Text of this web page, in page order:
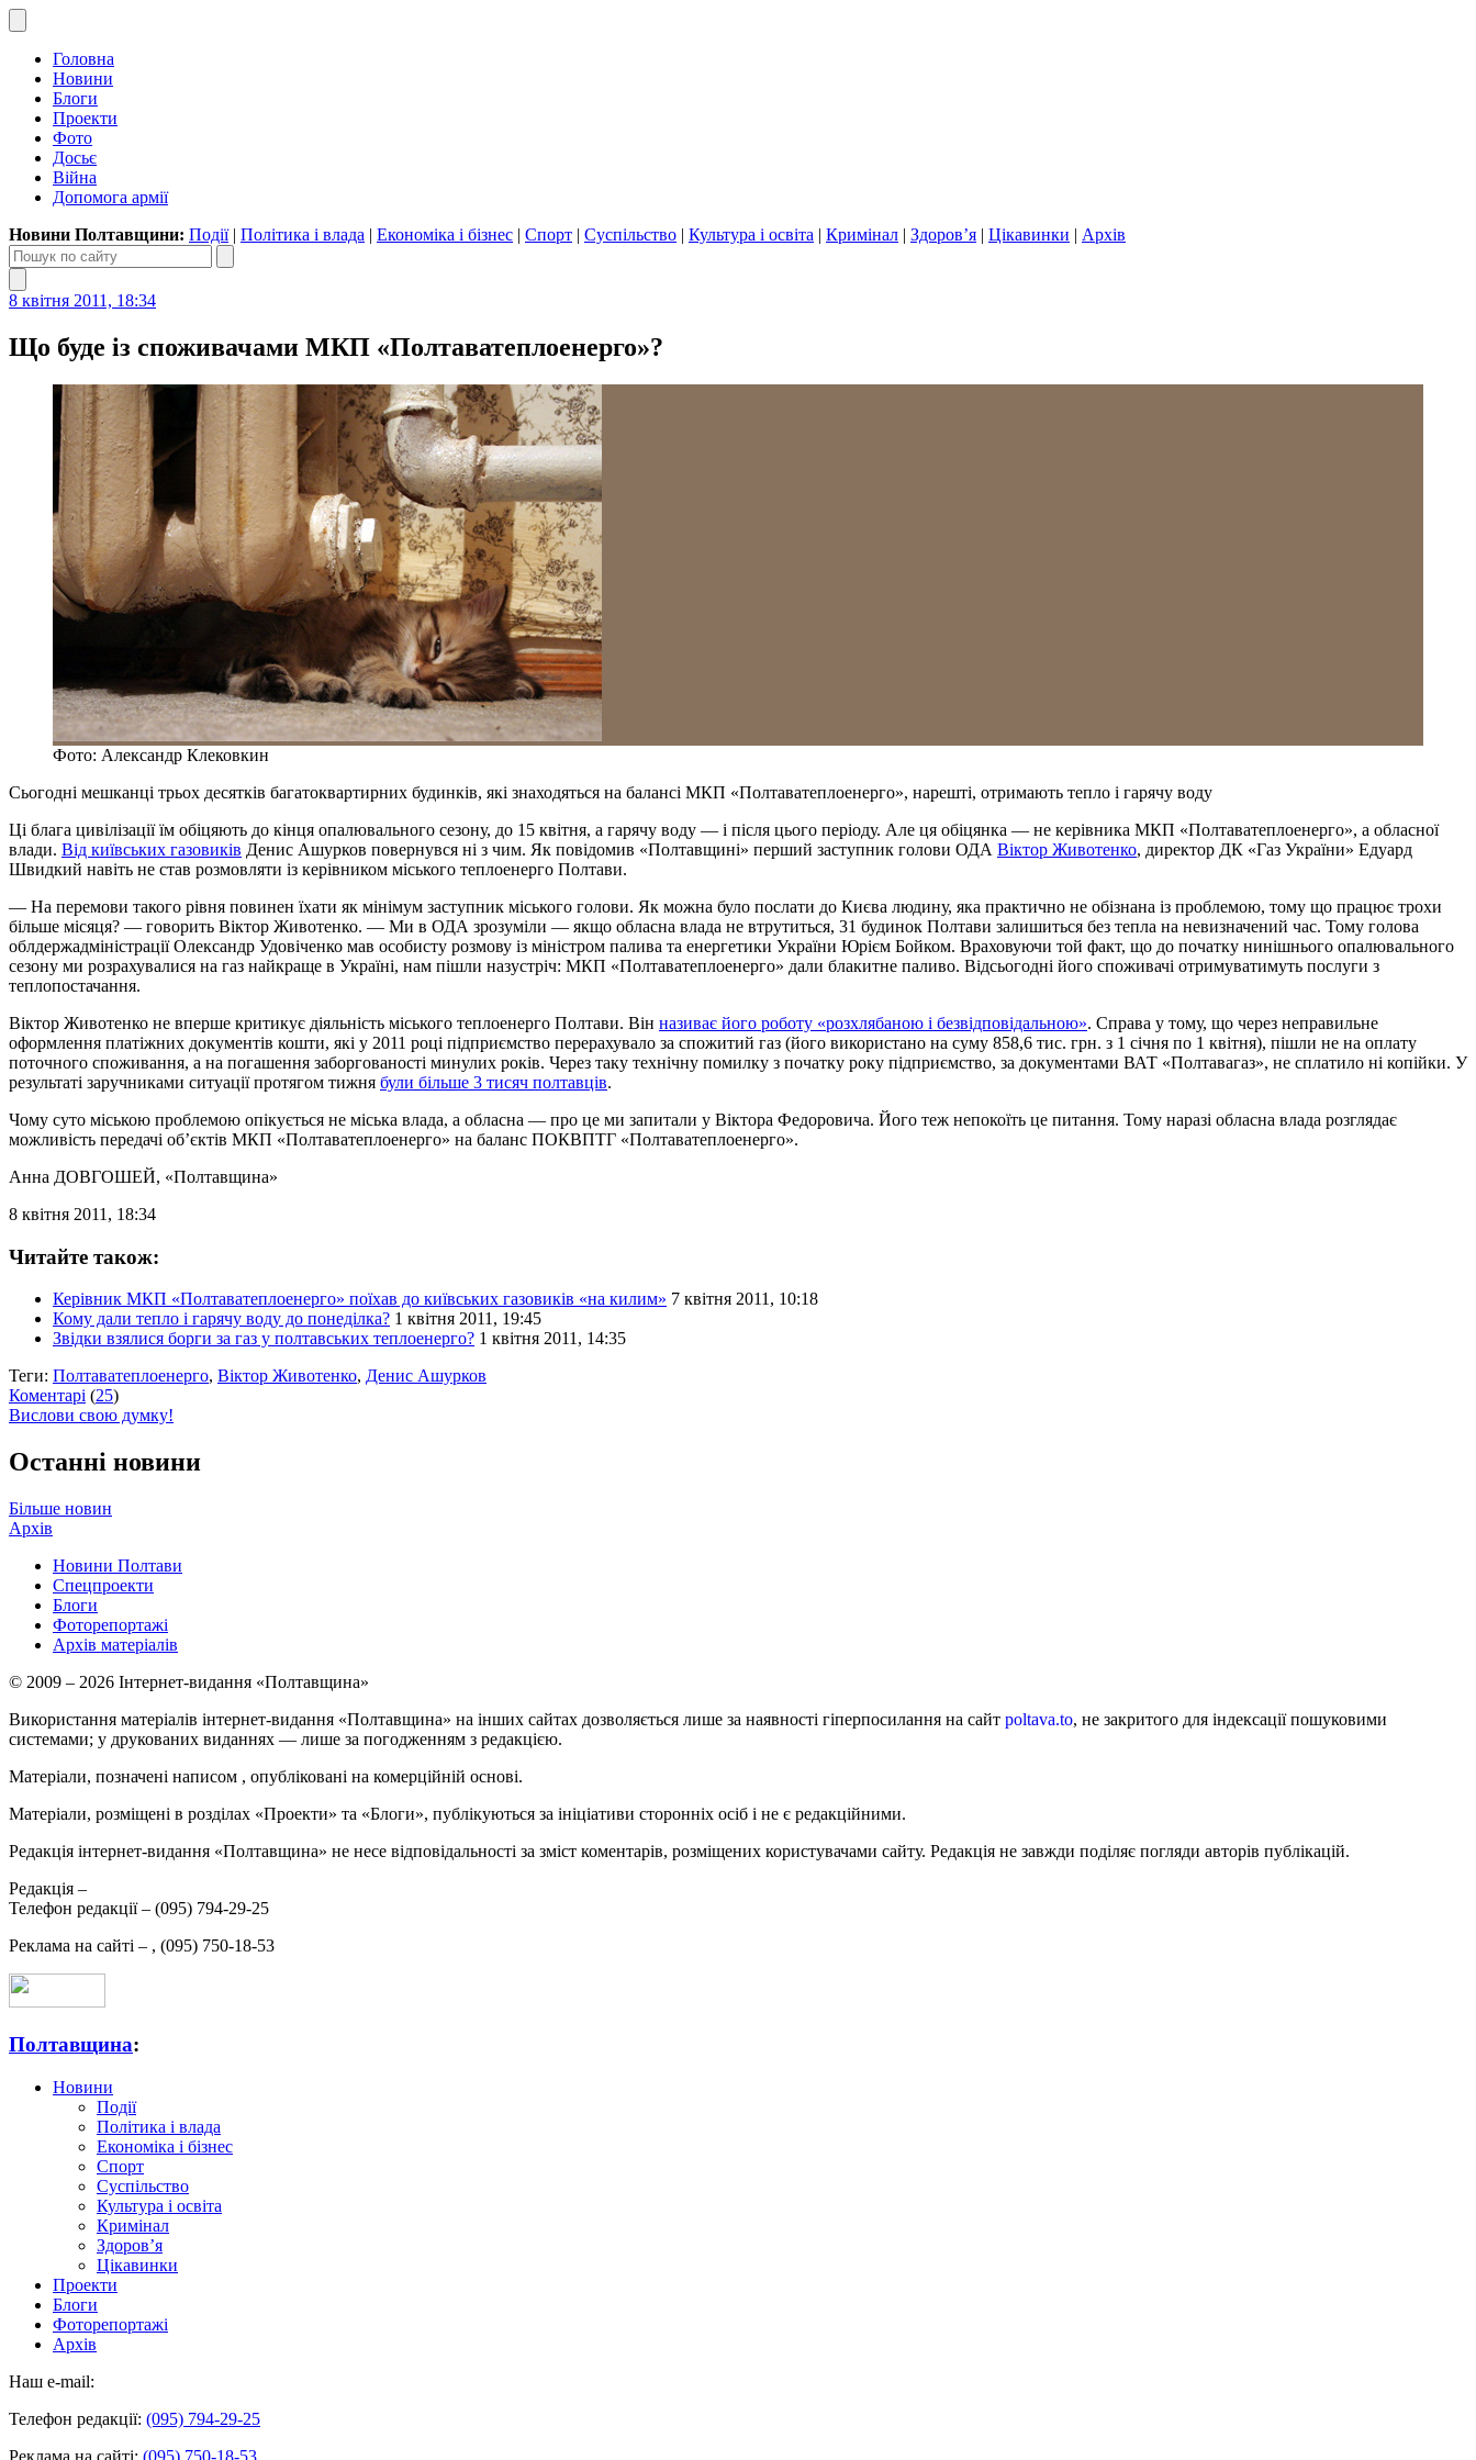
Головна
Новини
Блоги
Проекти
Фото
Досьє
Війна
Допомога армії
Новини Полтавщини: Події| Політика і влада | Економіка і бізнес | Спорт | Суспільство | Культура і освіта | Кримінал | Здоров’я | Цікавинки | Архів
8 квітня 2011, 18:34
Що буде із споживачами МКП «Полтаватеплоенерго»?
Фото: Александр Клековкин
Сьогодні мешканці трьох десятків багатоквартирних будинків, які знаходяться на балансі МКП «Полтаватеплоенерго», нарешті, отримають тепло і гарячу воду
Ці блага цивілізації їм обіцяють до кінця опалювального сезону, до 15 квітня, а гарячу воду — і після цього періоду. Але ця обіцянка — не керівника МКП «Полтаватеплоенерго», а обласної
влади. Від київських газовиків Денис Ашурков повернувся ні з чим. Як повідомив «Полтавщині» перший заступник голови ОДА Віктор Животенко, директор ДК «Газ України» Едуард
Швидкий навіть не став розмовляти із керівником міського теплоенерго Полтави.
— На перемови такого рівня повинен їхати як мінімум заступник міського голови. Як можна було послати до Києва людину, яка практично не обізнана із проблемою, тому що працює трохи
більше місяця? — говорить Віктор Животенко. — Ми в ОДА зрозуміли — якщо обласна влада не втрутиться, 31 будинок Полтави залишиться без тепла на невизначений час. Тому голова
облдержадміністрації Олександр Удовіченко мав особисту розмову із міністром палива та енергетики України Юрієм Бойком. Враховуючи той факт, що до початку нинішнього опалювального
сезону ми розрахувалися на газ найкраще в Україні, нам пішли назустріч: МКП «Полтаватеплоенерго» дали блакитне паливо. Відсьогодні його споживачі отримуватимуть послуги з
теплопостачання.
Віктор Животенко не вперше критикує діяльність міського теплоенерго Полтави. Він називає його роботу «розхлябаною і безвідповідальною». Справа у тому, що через неправильне
оформлення платіжних документів кошти, які у 2011 році підприємство перерахувало за спожитий газ (його використано на суму 858,6 тис. грн. з 1 січня по 1 квітня), пішли не на оплату
поточного споживання, а на погашення заборгованості минулих років. Через таку технічну помилку з початку року підприємство, за документами ВАТ «Полтавагаз», не сплатило ні копійки. У
результаті заручниками ситуації протягом тижня були більше 3 тисяч полтавців.
Чому суто міською проблемою опікується не міська влада, а обласна — про це ми запитали у Віктора Федоровича. Його теж непокоїть це питання. Тому наразі обласна влада розглядає
можливість передачі об’єктів МКП «Полтаватеплоенерго» на баланс ПОКВПТГ «Полтаватеплоенерго».
Анна ДОВГОШЕЙ, «Полтавщина»
8 квітня 2011, 18:34
Читайте також:
Керівник МКП «Полтаватеплоенерго» поїхав до київських газовиків «на килим» 7 квітня 2011, 10:18
Кому дали тепло і гарячу воду до понеділка? 1 квітня 2011, 19:45
Звідки взялися борги за газ у полтавських теплоенерго? 1 квітня 2011, 14:35
Теги: Полтаватеплоенерго, Віктор Животенко, Денис Ашурков
Коментарі (25)
Вислови свою думку!
Останні новини
Більше новин
Архів
Новини Полтави
Спецпроекти
Блоги
Фоторепортажі
Архів матеріалів
© 2009 – 2026 Інтернет-видання «Полтавщина»
Використання матеріалів інтернет-видання «Полтавщина» на інших сайтах дозволяється лише за наявності гіперпосилання на сайт poltava.to, не закритого для індексації пошуковими
системами; у друкованих виданнях — лише за погодженням з редакцією.
Матеріали, позначені написом , опубліковані на комерційній основі.
Матеріали, розміщені в розділах «Проекти» та «Блоги», публікуються за ініціативи сторонніх осіб і не є редакційними.
Редакція інтернет-видання «Полтавщина» не несе відповідальності за зміст коментарів, розміщених користувачами сайту. Редакція не завжди поділяє погляди авторів публікацій.
Редакція –
Телефон редакції – (095) 794-29-25
Реклама на сайті – , (095) 750-18-53
Полтавщина:
Новини
Події
Політика і влада
Економіка і бізнес
Спорт
Суспільство
Культура і освіта
Кримінал
Здоров’я
Цікавинки
Проекти
Блоги
Фоторепортажі
Архів
Наш e-mail:
Телефон редакції: (095) 794-29-25
Реклама на сайті: (095) 750-18-53